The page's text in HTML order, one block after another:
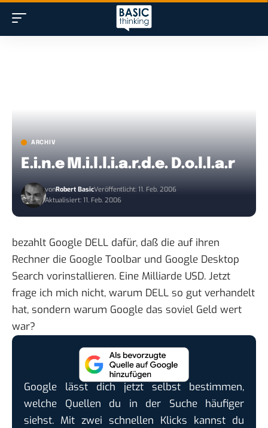
ARCHIV
E.i.n.e M.i.l.l.i.a.r.d.e. D.o.l.l.a.r
vonRobert BasicVeröffentlicht: 11. Feb. 2006
Aktualisiert: 11. Feb. 2006
bezahlt Google DELL dafür, daß die auf ihren
Rechner die Google Toolbar und Google Desktop
Search vorinstallieren. Eine Milliarde USD. Jetzt
frage ich mich nicht, warum DELL so gut verhandelt
hat, sondern warum Google das soviel Geld wert
war?
Google lässt dich jetzt selbst bestimmen,
welche Quellen du in der Suche häufiger
siehst. Mit zwei schnellen Klicks kannst du